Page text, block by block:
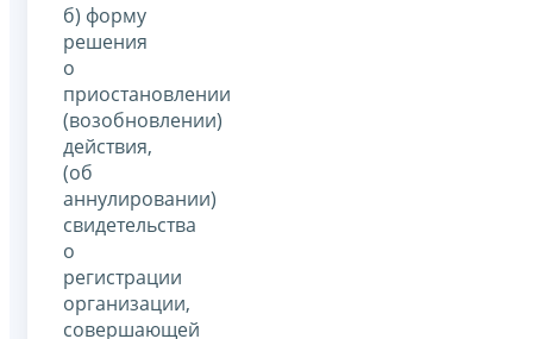
б) форму
решения
о
приостановлении
(возобновлении)
действия,
(об
аннулировании)
свидетельства
о
регистрации
организации,
совершающей